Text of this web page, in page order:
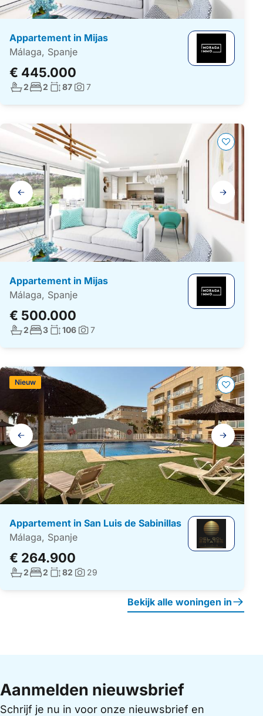
Appartement in Mijas
Málaga, Spanje
€ 445.000
Aantal badkamers:
2Aantal slaapkamers:
2 Woonoppervlakte:
87 Foto's:
7
Galerij
navigatie
Appartement in Mijas
Málaga, Spanje
€ 500.000
Aantal badkamers:
2Aantal slaapkamers:
3Woonoppervlakte:
106Foto's:
7
Galerij
navigatie
Appartement in San Luis de Sabinillas
Málaga, Spanje
€ 264.900
Nieuw
Aantal badkamers:
2Aantal slaapkamers:
2 Woonoppervlakte:
82 Foto's:
29
Bekijk alle woningen in
Aanmelden nieuwsbrief
Schrijf je nu in voor onze nieuwsbrief en